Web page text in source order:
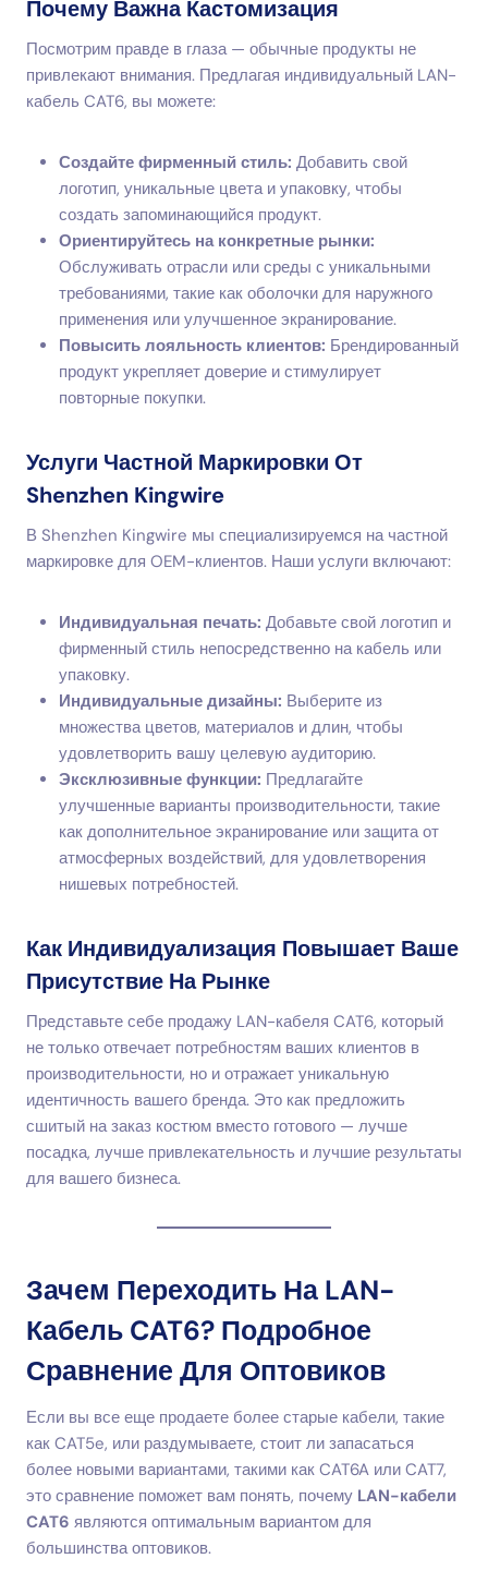
Почему Важна Кастомизация
Посмотрим правде в глаза — обычные продукты не
привлекают внимания. Предлагая индивидуальный LAN-
кабель CAT6, вы можете:
Создайте фирменный стиль: Добавить свой
логотип, уникальные цвета и упаковку, чтобы
создать запоминающийся продукт.
Ориентируйтесь на конкретные рынки:
Обслуживать отрасли или среды с уникальными
требованиями, такие как оболочки для наружного
применения или улучшенное экранирование.
Повысить лояльность клиентов: Брендированный
продукт укрепляет доверие и стимулирует
повторные покупки.
Услуги Частной Маркировки От
Shenzhen Kingwire
В Shenzhen Kingwire мы специализируемся на частной
маркировке для OEM-клиентов. Наши услуги включают:
Индивидуальная печать: Добавьте свой логотип и
фирменный стиль непосредственно на кабель или
упаковку.
Индивидуальные дизайны: Выберите из
множества цветов, материалов и длин, чтобы
удовлетворить вашу целевую аудиторию.
Эксклюзивные функции: Предлагайте
улучшенные варианты производительности, такие
как дополнительное экранирование или защита от
атмосферных воздействий, для удовлетворения
нишевых потребностей.
Как Индивидуализация Повышает Ваше
Присутствие На Рынке
Представьте себе продажу LAN-кабеля CAT6, который
не только отвечает потребностям ваших клиентов в
производительности, но и отражает уникальную
идентичность вашего бренда. Это как предложить
сшитый на заказ костюм вместо готового — лучше
посадка, лучше привлекательность и лучшие результаты
для вашего бизнеса.
Зачем Переходить На LAN-
Кабель CAT6? Подробное
Сравнение Для Оптовиков
Если вы все еще продаете более старые кабели, такие
как CAT5e, или раздумываете, стоит ли запасаться
более новыми вариантами, такими как CAT6A или CAT7,
это сравнение поможет вам понять, почему LAN-кабели
CAT6 являются оптимальным вариантом для
большинства оптовиков.